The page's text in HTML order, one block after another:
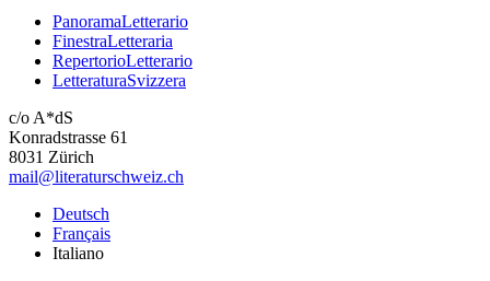
PanoramaLetterario
FinestraLetteraria
RepertorioLetterario
LetteraturaSvizzera
c/o A*dS
Konradstrasse 61
8031 Zürich
mail@literaturschweiz.ch
Deutsch
Français
Italiano